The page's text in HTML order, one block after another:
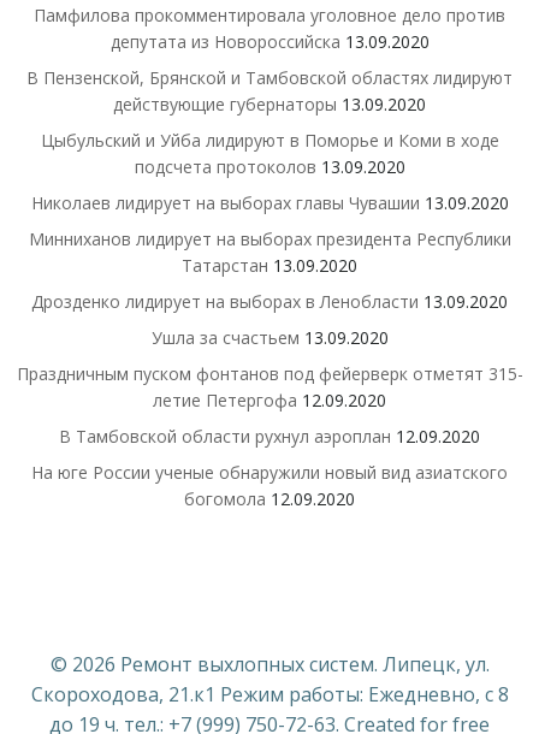
Памфилова прокомментировала уголовное дело против
депутата из Новороссийска 13.09.2020
В Пензенской, Брянской и Тамбовской областях лидируют
действующие губернаторы 13.09.2020
Цыбульский и Уйба лидируют в Поморье и Коми в ходе
подсчета протоколов 13.09.2020
Николаев лидирует на выборах главы Чувашии 13.09.2020
Минниханов лидирует на выборах президента Республики
Татарстан 13.09.2020
Дрозденко лидирует на выборах в Ленобласти 13.09.2020
Ушла за счастьем 13.09.2020
Праздничным пуском фонтанов под фейерверк отметят 315-
летие Петергофа 12.09.2020
В Тамбовской области рухнул аэроплан 12.09.2020
На юге России ученые обнаружили новый вид азиатского
богомола 12.09.2020
© 2026 Ремонт выхлопных систем. Липецк, ул.
Скороходова, 21.к1 Режим работы: Ежедневно, с 8
до 19 ч. тел.: +7 (999) 750-72-63. Created for free